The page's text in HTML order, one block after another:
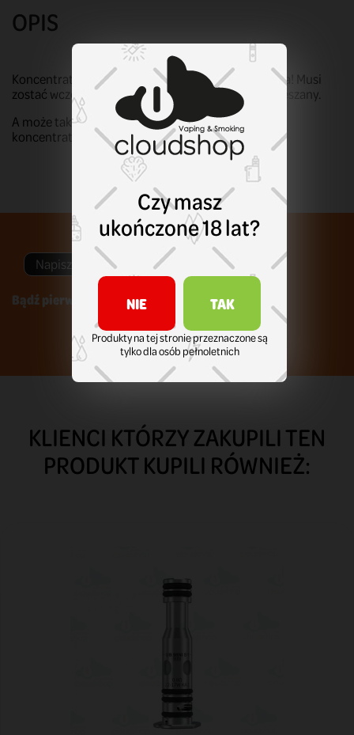
OPIS
Koncentrat nie nadaje się do bezpośredniego użycia! Musi
zostać wcześniej odpowiednio przygotowany i zmieszany.
A może tak.. inny smak? Zerknij na pozostałe smaki
koncentratów odSIC!!
Napisz swoją opinię
Bądź pierwszym który napisze recenzję !
KLIENCI KTÓRZY ZAKUPILI TEN
PRODUKT KUPILI RÓWNIEŻ:
Czy masz
ukończone 18 lat?
NIE TAK
Produkty na tej stronie przeznaczone są
tylko dla osób pełnoletnich